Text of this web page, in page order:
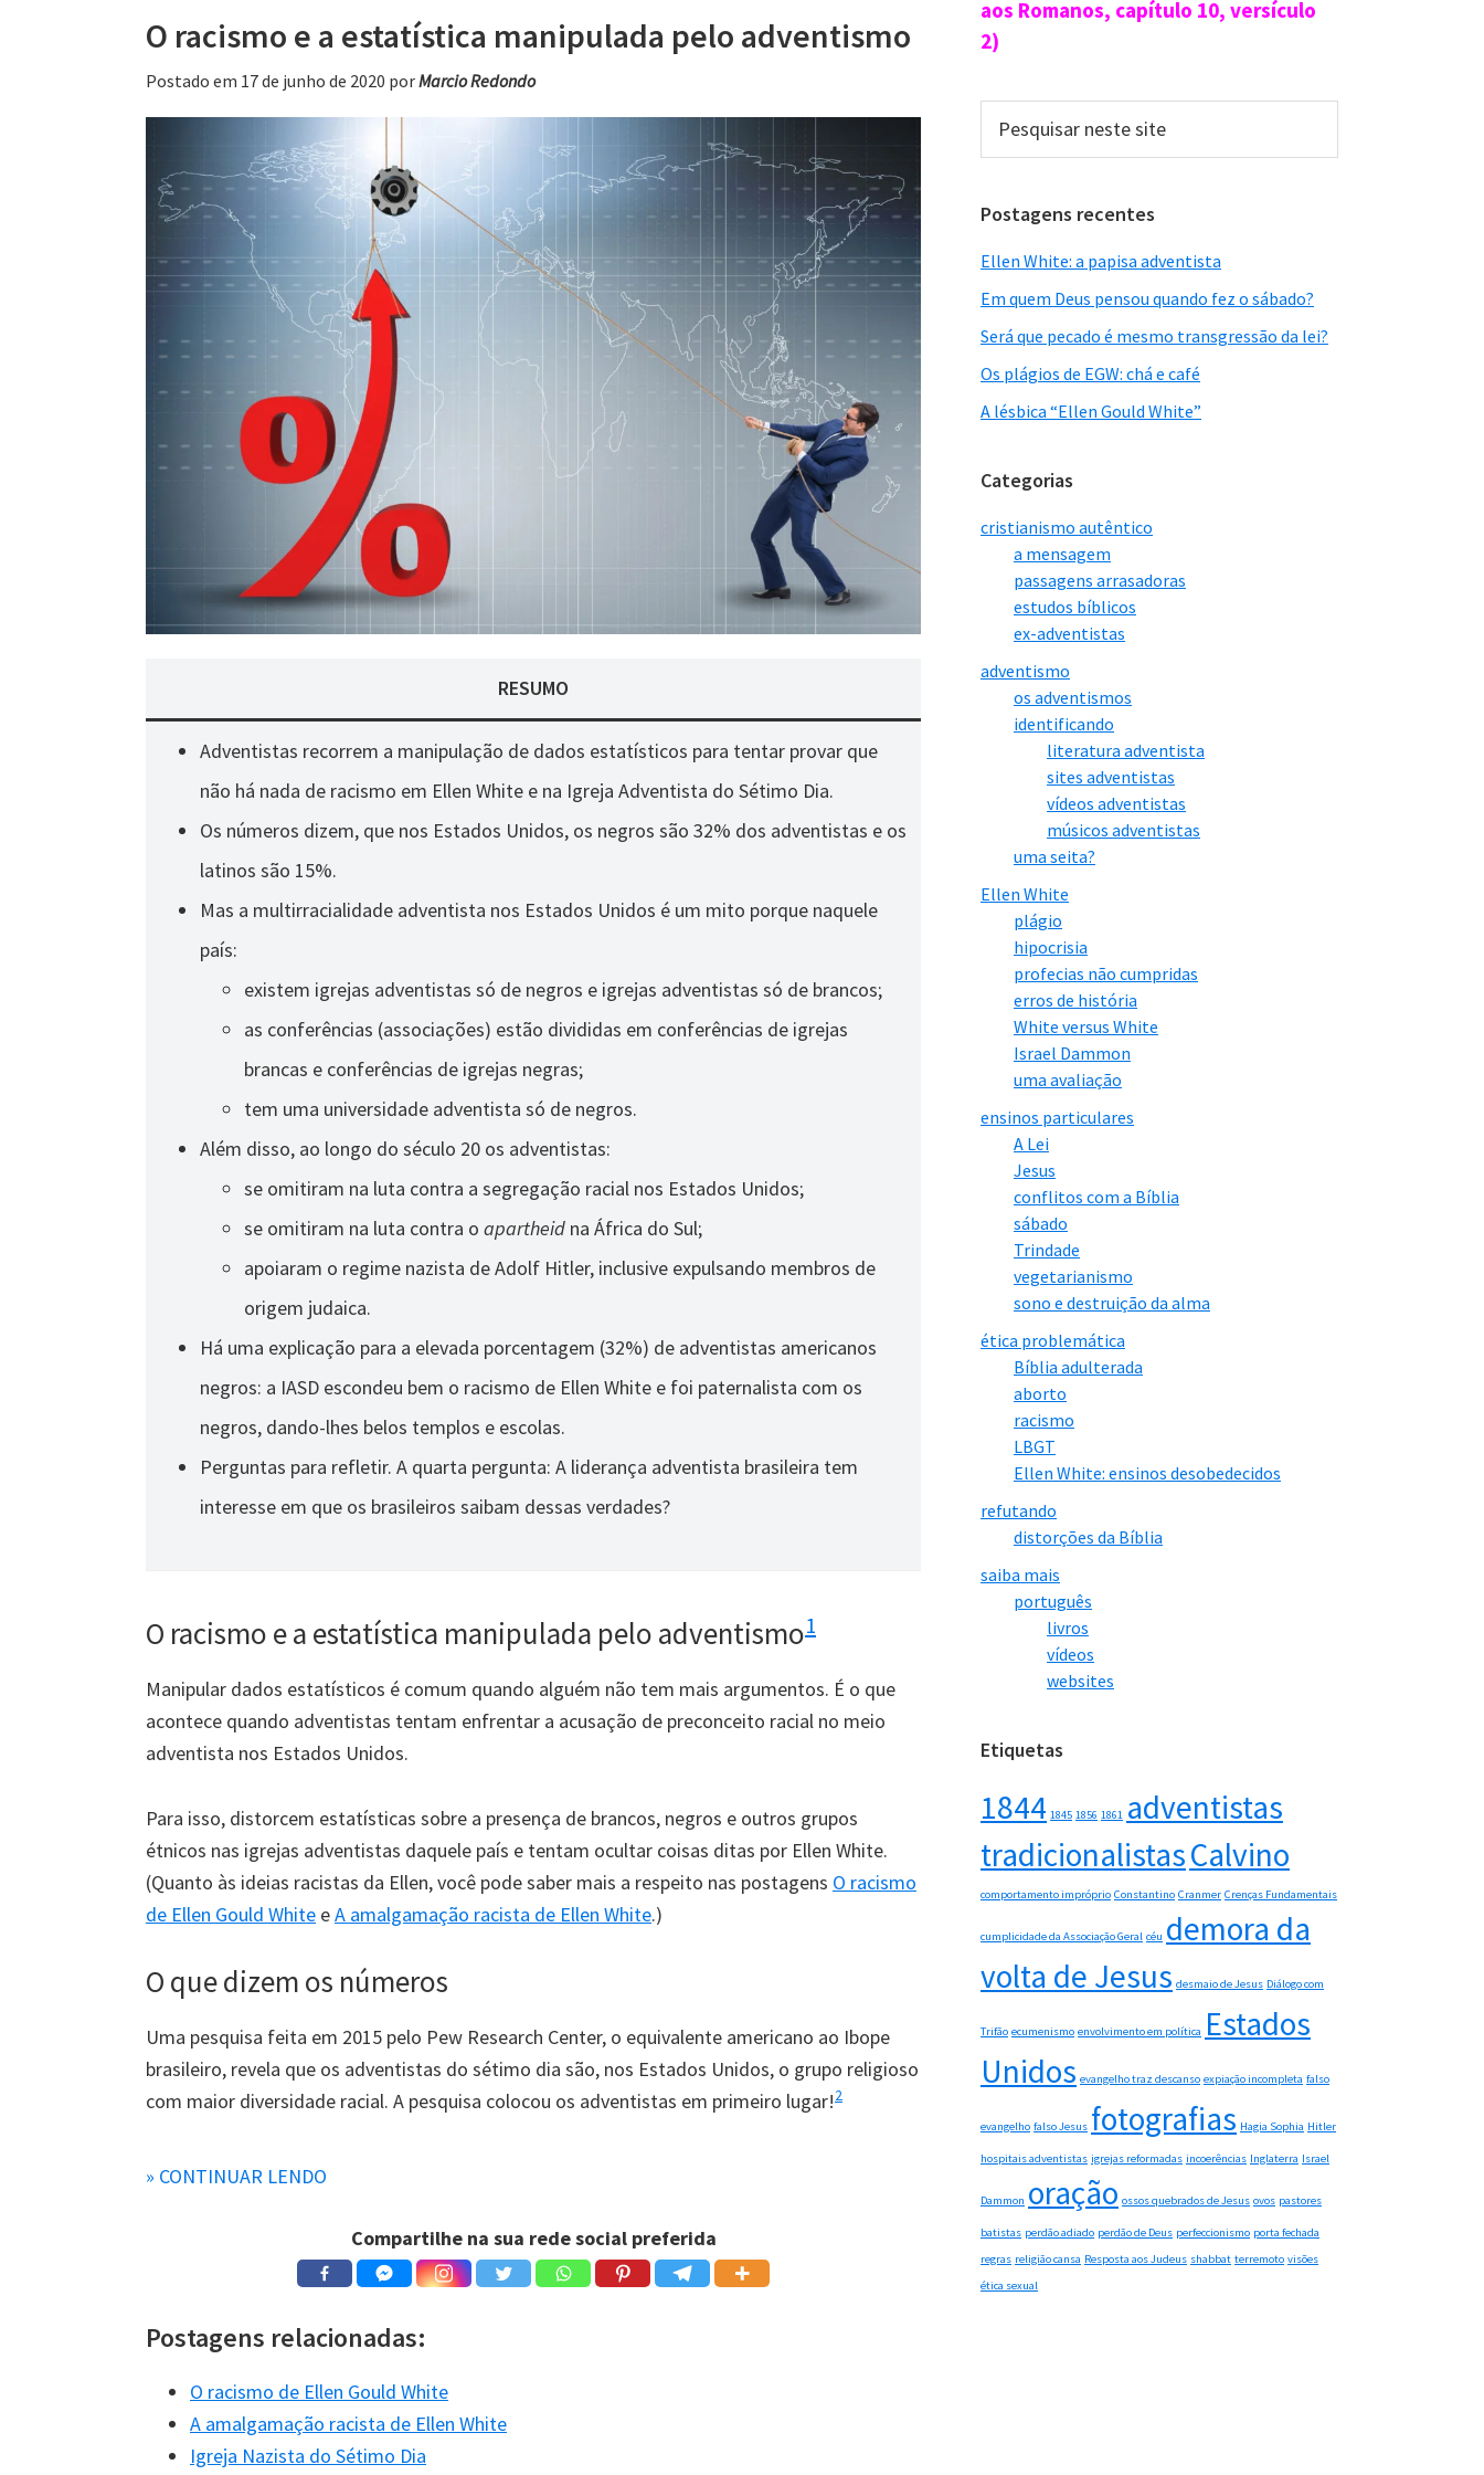
O racismo e a estatística manipulada pelo adventismo
Postado em 17 de junho de 2020 porMarcio Redondo
RESUMO
Adventistas recorrem a manipulação de dados estatísticos para tentar provar que
não há nada de racismo em Ellen White e na Igreja Adventista do Sétimo Dia.
Os números dizem, que nos Estados Unidos, os negros são 32% dos adventistas e os
latinos são 15%.
Mas a multirracialidade adventista nos Estados Unidos é um mito porque naquele
país:
existem igrejas adventistas só de negros e igrejas adventistas só de brancos;
as conferências (associações) estão divididas em conferências de igrejas
brancas e conferências de igrejas negras;
tem uma universidade adventista só de negros.
Além disso, ao longo do século 20 os adventistas:
se omitiram na luta contra a segregação racial nos Estados Unidos;
se omitiram na luta contra o apartheid na África do Sul;
apoiaram o regime nazista de Adolf Hitler, inclusive expulsando membros de
origem judaica.
Há uma explicação para a elevada porcentagem (32%) de adventistas americanos
negros: a IASD escondeu bem o racismo de Ellen White e foi paternalista com os
negros, dando-lhes belos templos e escolas.
Perguntas para refletir. A quarta pergunta: A liderança adventista brasileira tem
interesse em que os brasileiros saibam dessas verdades?
O racismo e a estatística manipulada pelo adventismo1
Manipular dados estatísticos é comum quando alguém não tem mais argumentos. É o que
acontece quando adventistas tentam enfrentar a acusação de preconceito racial no meio
adventista nos Estados Unidos.
Para isso, distorcem estatísticas sobre a presença de brancos, negros e outros grupos
étnicos nas igrejas adventistas daquele país e tentam ocultar coisas ditas por Ellen White.
(Quanto às ideias racistas da Ellen, você pode saber mais a respeito nas postagens O racismo
de Ellen Gould White eA amalgamação racista de Ellen White.)
O que dizem os números
Uma pesquisa feita em 2015 pelo Pew Research Center, o equivalente americano ao Ibope
brasileiro, revela que os adventistas do sétimo dia são, nos Estados Unidos, o grupo religioso
com maior diversidade racial. A pesquisa colocou os adventistas em primeiro lugar!2
De acordo com a pesquisa os adventistas estão distribuídos da seguinte maneira:
Porcentagem Etnia
15%
» CONTINUAR LENDO
Compartilhe na sua rede social preferida
Postagens relacionadas:
O racismo de Ellen Gould White
A amalgamação racista de Ellen White
Igreja Nazista do Sétimo Dia
aos Romanos, capítulo 10, versículo
2)
neste
site
Postagens recentes
Ellen White: a papisa adventista
Em quem Deus pensou quando fez o sábado?
Será que pecado é mesmo transgressão da lei?
Os plágios de EGW: chá e café
A lésbica “Ellen Gould White”
Categorias
cristianismo autêntico
a mensagem
passagens arrasadoras
estudos bíblicos
ex-adventistas
adventismo
os adventismos
identificando
literatura adventista
sites adventistas
vídeos adventistas
músicos adventistas
uma seita?
Ellen White
plágio
hipocrisia
profecias não cumpridas
erros de história
White versus White
Israel Dammon
uma avaliação
ensinos particulares
A Lei
Jesus
conflitos com a Bíblia
sábado
Trindade
vegetarianismo
sono e destruição da alma
ética problemática
Bíblia adulterada
aborto
racismo
LBGT
Ellen White: ensinos desobedecidos
refutando
distorções da Bíblia
saiba mais
português
livros
vídeos
websites
Etiquetas
1844 1845 1856 1861 adventistas
tradicionalistasCalvino
comportamento impróprio Constantino Cranmer Crenças Fundamentais
cumplicidade da Associação Geral céu demora da
volta de Jesus desmaio de Jesus Diálogo com
Trifão ecumenismo envolvimento em política Estados
Unidos evangelho traz descanso expiação incompleta falso
evangelho falso Jesus fotografias Hagia Sophia Hitler
hospitais adventistas igrejas reformadas incoerências Inglaterra Israel
Dammon oração ossos quebrados de Jesus ovos pastores
batistas perdão adiado perdão de Deus perfeccionismo porta fechada
regras religião cansa Resposta aos Judeus shabbat terremoto visões
ética sexual